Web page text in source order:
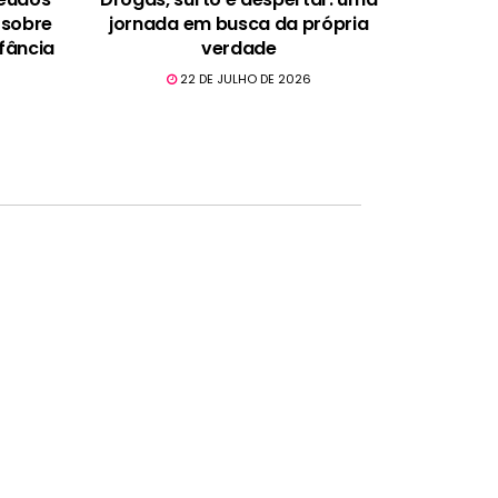
jornada em busca da própria
verdade
22 DE JULHO DE 2026